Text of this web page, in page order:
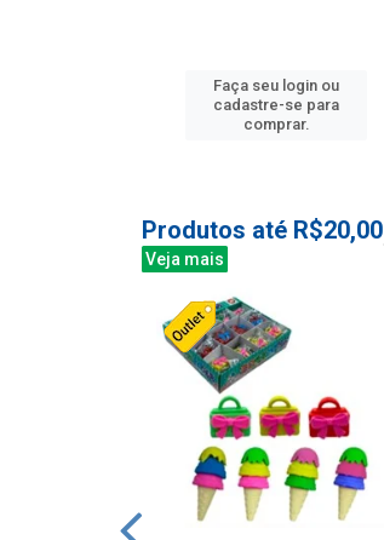
Faça seu login ou
cadastre-se para
comprar.
Produtos até R$20,00
Veja mais